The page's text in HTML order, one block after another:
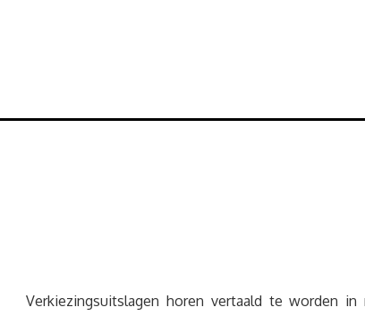
Verkiezingsuitslagen horen vertaald te worden